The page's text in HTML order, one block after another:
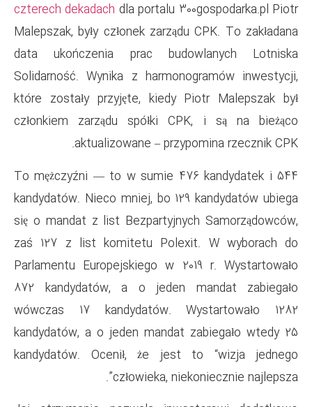
czterech dekadachdla portalu
Malepszak, były członek
data ukończenia prac
Solidarność. Wynika z
które zostały przyjęte,
członkiem zarządu spółki
aktualizowane –
To mężczyźni — to w sumie
kandydatów. Nieco mniej, bo
się o mandat z list
zaś 127 z list komitetu
Parlamentu Europejskiego w
872 kandydatów, a o
wówczas 17 kandydatów.
kandydatów, a o jeden
kandydatów. Ocenił, że
człowieka,